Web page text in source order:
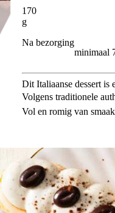
170
g
Na bezorging
minimaal
Dit Italiaanse dessert is
Volgens traditionele
Vol en romig van smaak​